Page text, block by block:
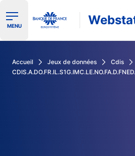
Ouvrir le menu de navigation
MENU
Accueil Jeux de données
Cdis